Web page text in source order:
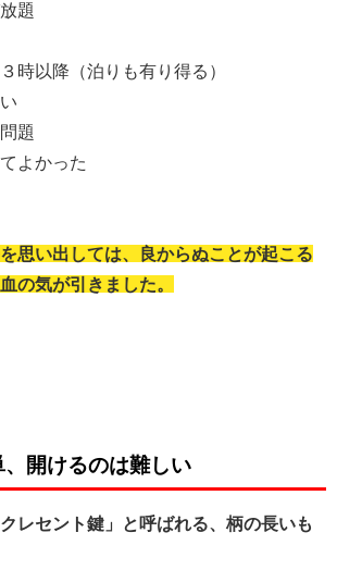
題
時以降（泊りも有り得る）
題
よかった
思い出しては、良からぬことが起こる
の気が引きました。
、開けるのは難しい
レセント鍵」と呼ばれる、柄の長いも